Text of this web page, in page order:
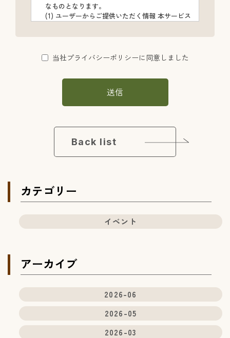
カテゴリー
イベント
アーカイブ
2026-06
2026-05
2026-03
なものとなります。
(1) ユーザーからご提供いただく情報 本サービス
通じてユーザーからご提供いただく情報は以下
・氏名、生年月日、性別、職業等プロフィール
に関する情報
関する情報
・ユーザーの肖像を含む静止画情報
・入力フォームその他当社が定める方法を通じ
のサービスからご提供いただく情報
の情報を当該外部サービスから収集します。
・当該外部サービスでユーザーが利用するID
によりユーザーが連携先に開示を認めた情報
(3) ユーザーが本サービスを利用するにあたっ
利用方法に関する情報を収集することがありま
す。これには以下の情報が含まれます。
・IPアドレス
・サーバーアクセスログに関する情報
・Cookie、ADID、IDFAその他の識別子​​​​​​​
(4) ユーザーが本サービスを利用するにあたっ
て、当社がユーザーの個別同意に基づいて収集
当社プライバシーポリシーに同意しました
送信
Back list